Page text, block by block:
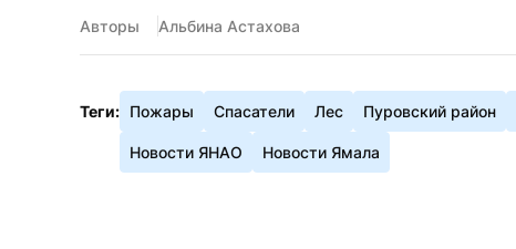
Авторы Альбина Астахова
Теги: Пожары Спасатели Лес Пуровский район
Новости ЯНАО Новости Ямала